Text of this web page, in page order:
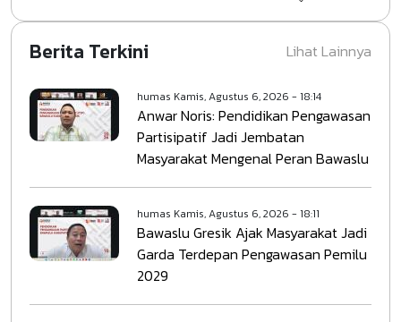
Berita Terkini
humas Kamis, Agustus 6, 2026 - 18:14
Anwar Noris: Pendidikan Pengawasan
Partisipatif Jadi Jembatan
Masyarakat Mengenal Peran Bawaslu
humas Kamis, Agustus 6, 2026 - 18:11
Bawaslu Gresik Ajak Masyarakat Jadi
Garda Terdepan Pengawasan Pemilu
2029
Lihat Lainnya